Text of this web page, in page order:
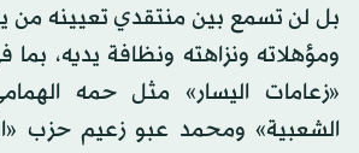
بل لن تسمع بين منتقدي تعيينه
ومؤهلاته ونزاهته ونظافة يديه،
«زعامات اليسار» مثل حمه
الشعبية» ومحمد عبو زعيم حزب